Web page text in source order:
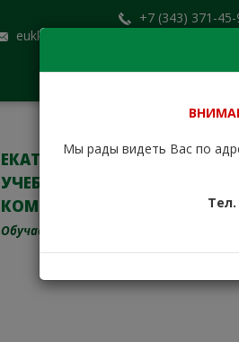
eukk@mail.ru
+7 (343) 371-45-
ЕКАТЕРИНБУРГСКИЙ
УЧЕБНО-КУРСОВОЙ
КОМБИНАТ
Обучаем с 1943 года
Мы рады видеть Вас по
Тел.